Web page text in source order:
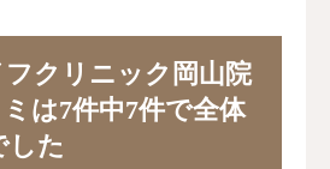
主な対象・根拠
クリニック岡山院
は7件中7件で全体
した